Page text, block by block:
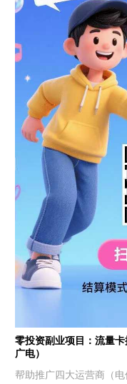
零投资副业项目：流量卡
广电）
帮助推广四大运营商（